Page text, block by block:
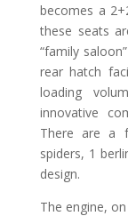
becomes a
these seats
“family
rear hatch
loading
innovative
There are a
spiders, 1
design.
The engine,